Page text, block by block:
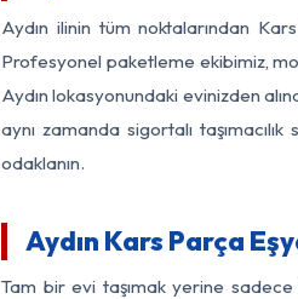
Aydın ilinin tüm noktalarından
Profesyonel paketleme ekibimiz,
Aydın lokasyonundaki evinizden
aynı zamanda sigortalı
odaklanın.
Aydın Kars Parça
Tam bir evi taşımak yerine sadece